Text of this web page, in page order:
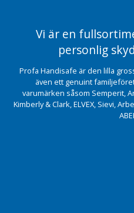
Vi är en
personlig
Profa Handisafe är den lilla
även ett genuint
varumärken såsom Semperit,
Kimberly & Clark, ELVEX, Sievi,